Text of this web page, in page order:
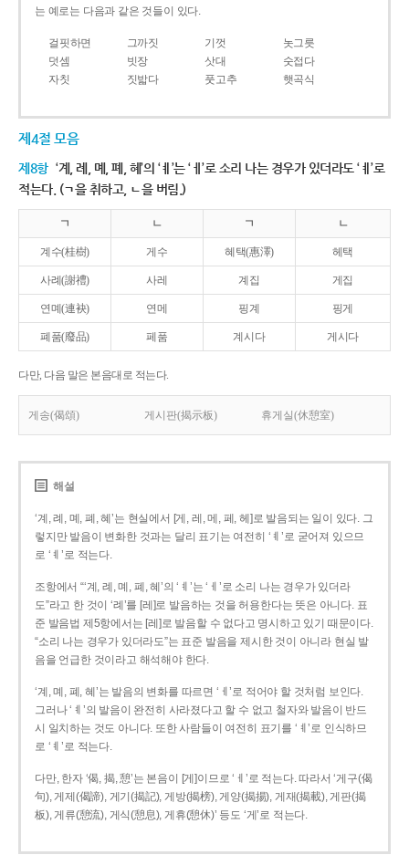
는 예로는 다음과 같은 것들이 있다.
걸핏하면 그까짓 기껏
놋그릇
덧셈
빗장 삿대
숫접다
자칫
짓밟다 풋고추 햇곡식
제4절 모음
제8항 ‘계, 례, 몌, 폐, 혜’의 ‘ㅖ’는 ‘ㅔ’로 소리 나는 경우가 있더라도 ‘ㅖ’로
적는다. (ㄱ을 취하고, ㄴ을 버림.)
ㄱ ㄴ ㄱ ㄴ
계수(桂樹) 게수 혜택(惠澤) 헤택
사례(謝禮) 사레 계집 게집
연몌(連袂) 연메 핑계 핑게
폐품(廢品) 페품 계시다 게시다
다만, 다음 말은 본음대로 적는다.
게송(偈頌) 게시판(揭示板) 휴게실(休憩室)
해설
‘계, 례, 몌, 폐, 혜’는 현실에서 [게, 레, 메, 페, 헤]로 발음되는 일이 있다. 그
렇지만 발음이 변화한 것과는 달리 표기는 여전히 ‘ㅖ’로 굳어져 있으므
로 ‘ㅖ’로 적는다.
조항에서 “‘계, 례, 몌, 폐, 혜’의 ‘ㅖ’는 ‘ㅔ’로 소리 나는 경우가 있더라
도”라고 한 것이 ‘례’를 [레]로 발음하는 것을 허용한다는 뜻은 아니다. 표
준 발음법 제5항에서는 [레]로 발음할 수 없다고 명시하고 있기 때문이다.
“소리 나는 경우가 있더라도”는 표준 발음을 제시한 것이 아니라 현실 발
음을 언급한 것이라고 해석해야 한다.
‘계, 몌, 폐, 혜’는 발음의 변화를 따르면 ‘ㅔ’로 적어야 할 것처럼 보인다.
그러나 ‘ㅖ’의 발음이 완전히 사라졌다고 할 수 없고 철자와 발음이 반드
시 일치하는 것도 아니다. 또한 사람들이 여전히 표기를 ‘ㅖ’로 인식하므
로 ‘ㅖ’로 적는다.
다만, 한자 ‘偈, 揭, 憩’는 본음이 [게]이므로 ‘ㅔ’로 적는다. 따라서 ‘게구(偈
句), 게제(偈諦), 게기(揭記), 게방(揭榜), 게양(揭揚), 게재(揭載), 게판(揭
板), 게류(憩流), 게식(憩息), 게휴(憩休)’ 등도 ‘게’로 적는다.